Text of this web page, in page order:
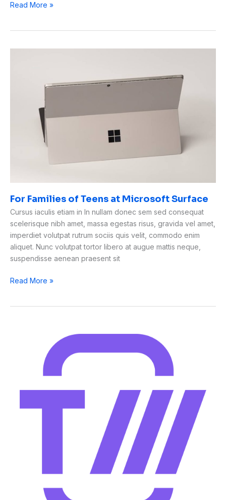
Read More »
For Families of Teens at Microsoft Surface
Cursus iaculis etiam in In nullam donec sem sed consequat
scelerisque nibh amet, massa egestas risus, gravida vel amet,
imperdiet volutpat rutrum sociis quis velit, commodo enim
aliquet. Nunc volutpat tortor libero at augue mattis neque,
suspendisse aenean praesent sit
Microsoft
Read More »
megastore
William